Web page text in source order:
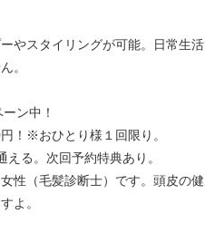
やスタイリングが可能。日常生
。
ン中！
！※おひとり様１回限り。
える。次回予約特典あり。
性（毛髪診断士）です。頭皮の健
よ。